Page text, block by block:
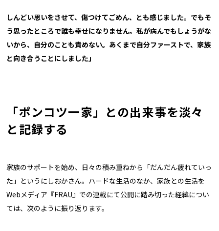
しんどい思いをさせて、傷つけてごめん、とも感じました。でもそ
う思ったところで誰も幸せになりません。私が病んでもしょうがな
いから、自分のことも責めない。あくまで自分ファーストで、家族
と向き合うことにしました」
「ポンコツ一家」との出来事を淡々
と記録する
家族のサポートを始め、日々の積み重ねから「だんだん疲れていっ
た」というにしおかさん。ハードな生活のなか、家族との生活を
Webメディア『FRAU』での連載にて公開に踏み切った経緯につい
ては、次のように振り返ります。